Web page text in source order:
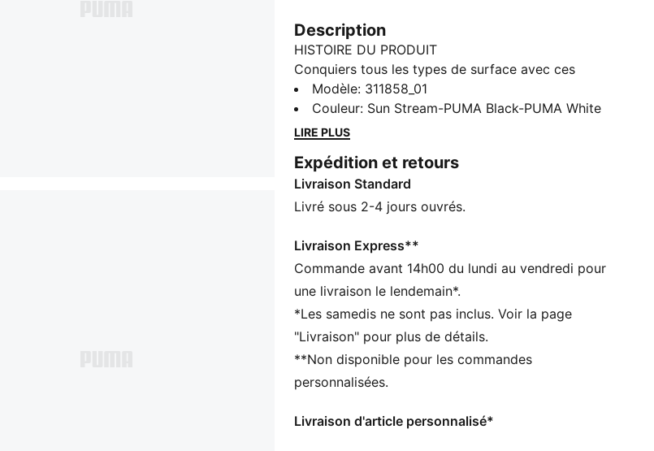
Description
HISTOIRE DU PRODUIT
Conquiers tous les types de surface avec ces
chaussures de running dynamiques signées PUMA.
Mesh léger et respirant, semelle intermédiaire en EVA
offrant un amorti confortable et crampons résistants
manquent pas d’atout ! La cage interne en suède
assure stabilité et soutien à chaque foulée. Dénivelé
positif ou négatif, plus rien ne t’effraie.
CMEVA : EVA moulé par injection de PUMA offrant
plus de légèreté
DÉTAILS
Tige en textile
Fermeture à lacets
Recommandé pour : pronateurs neutres
Détails brandés PUMA
Modèle: 311858_01
Couleur: Sun Stream-PUMA Black-PUMA White
LIRE PLUS
Expédition et retours
Livraison Standard
Livré sous 2-4 jours ouvrés.
Livraison Express**
Commande avant 14h00 du lundi au vendredi pour
une livraison le lendemain*.
*Les samedis ne sont pas inclus. Voir la page
"Livraison" pour plus de détails.
**Non disponible pour les commandes
personnalisées.
Livraison d'article personnalisé*